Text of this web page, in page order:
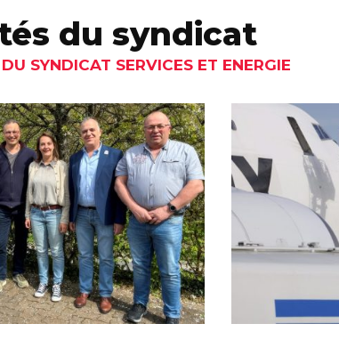
du syndicat
SYNDICAT SERVICES ET ENERGIE